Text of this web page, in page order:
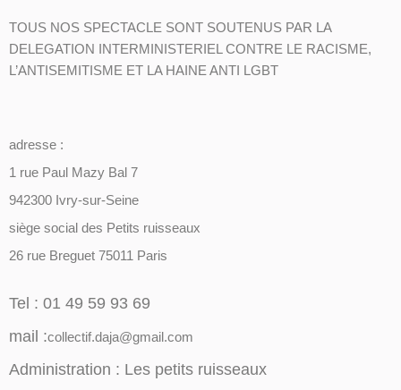
TOUS NOS SPECTACLE SONT SOUTENUS PAR LA
DELEGATION INTERMINISTERIEL CONTRE LE RACISME,
L’ANTISEMITISME ET LA HAINE ANTI LGBT
adresse :
1 rue Paul Mazy Bal 7
942300 Ivry-sur-Seine
siège social des Petits ruisseaux
26 rue Breguet 75011 Paris
Tel : 01 49 59 93 69
mail :collectif.daja@gmail.com
Administration : Les petits ruisseaux